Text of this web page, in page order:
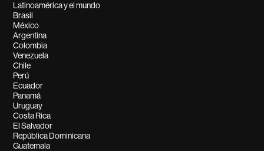
Latinoamérica y el mundo
Brasil
México
Argentina
Colombia
Venezuela
Chile
Perú
Ecuador
Panamá
Uruguay
Costa Rica
El Salvador
República Dominicana
Guatemala